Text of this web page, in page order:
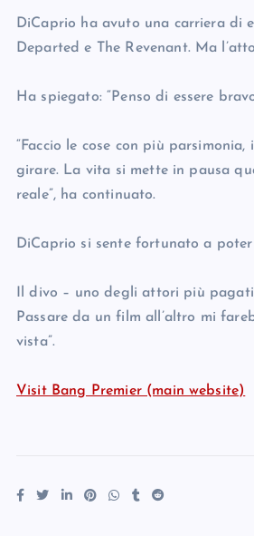
DiCaprio ha avuto una carriera di
Departed e The Revenant. Ma
Ha spiegato: “Penso di essere
“Faccio le cose con più
girare. La vita si mette in pausa
reale”, ha continuato.
DiCaprio si sente fortunato a
Il divo – uno degli attori più
Passare da un film all’altro mi
vista”.
Visit Bang Premier (main website)